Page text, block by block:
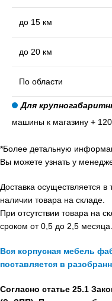
до 15 км
до 20 км
По области
Для
машины к магазину + 120
*Более детальную
Вы можете узнать у
Доставка осуществляется
наличии товара на складе.
При отсутствии товара на
сроком от 0,5 до 2,5 месяца.
Вся корпусная мебель
поставляется в
Согласно статье 25.1